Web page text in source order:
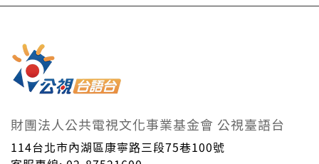
財團法人公共電視文化事業基金會 公視臺語台
114台北市內湖區康寧路三段75巷100號